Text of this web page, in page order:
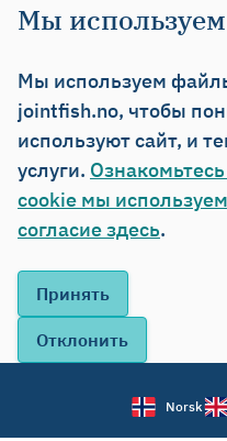
Мы
Мы используем
jointfish.no, чтобы
используют сайт, и
услуги.
cookie мы
согласие здесь.
Norsk